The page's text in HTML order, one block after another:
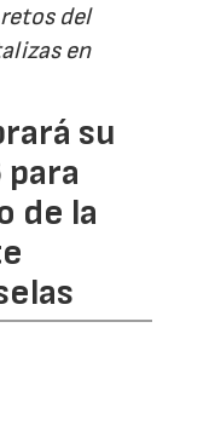
del
en
su
de la